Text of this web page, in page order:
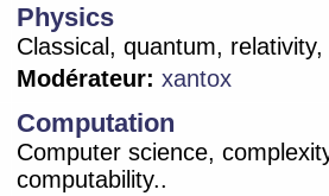
Physics
Classical, quantum,
Modérateur: xantox
Computation
Computer science,
computability..